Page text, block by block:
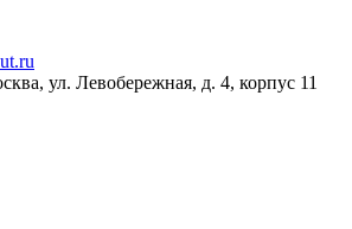
ул. Левобережная, д. 4, корпус 11